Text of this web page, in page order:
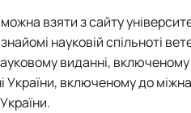
взяти з сайту
науковій спільноті
виданні,
включеному до